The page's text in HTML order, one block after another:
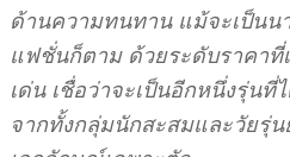
ด้านความทนทาน แม้จะเป็น
แฟชั่นก็ตาม ด้วยระดับราคา
เด่น เชื่อว่าจะเป็นอีกหนึ่งรุ่นที่
จากทั้งกลุ่มนักสะสมและวัยรุ่